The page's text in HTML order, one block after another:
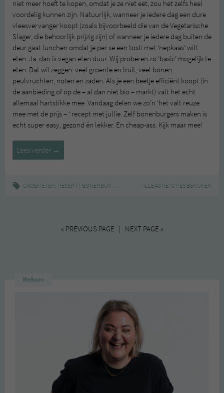
niet meer hoeft te kopen, omdat je ze niet eet, zou het zelfs heel
voordelig kunnen zijn. Natuurlijk, wanneer je iedere dag een dure
vleesvervanger koopt (zoals bijvoorbeeld die van de Vegetarische
Slager, die behoorlijk prijzig zijn) of wanneer je iedere dag buiten de
deur gaat lunchen omdat je per se een tosti met ‘nepkaas’ wilt
eten. Ja, dan is vegan eten duur. Wij proberen zo ‘basic’ mogelijk te
eten. Dat wil zeggen: veel groente en fruit, veel bonen,
peulvruchten, noten en zaden. Als je een beetje efficiënt koopt (in
de aanbieding of op de – al dan niet bio – markt) valt het echt
allemaal hartstikke mee. Vandaag delen we zo’n ‘het valt reuze
mee met de prijs – ‘ recept met jullie. Zelf bonenburgers maken is
echt super easy, gezond én lekker. En cheap-ass. Kijk maar mee!
Lees verder Groen
zonder
simpele
→
GROEN ETEN, RECEPT BONENBURGER BURGERS,KIDNEYBONEN,VEGAN
ALLE 48 REACTIES BEKIJKEN
« PREVIOUS PAGE | NEXT PAGE »
Welkom